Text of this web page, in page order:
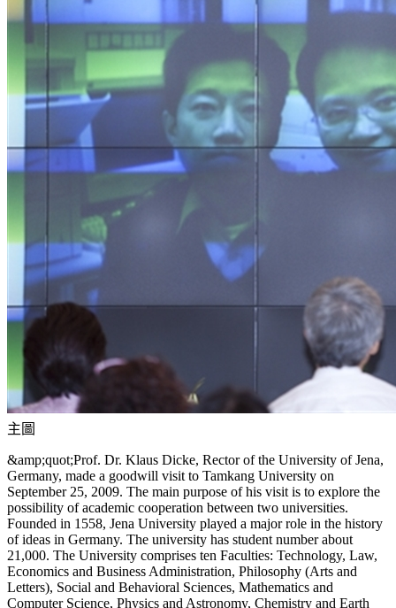
主圖
&amp;quot;Prof. Dr. Klaus Dicke, Rector of the University of Jena,
Germany, made a goodwill visit to Tamkang University on
September 25, 2009. The main purpose of his visit is to explore the
possibility of academic cooperation between two universities.
Founded in 1558, Jena University played a major role in the history
of ideas in Germany. The university has student number about
21,000. The University comprises ten Faculties: Technology, Law,
Economics and Business Administration, Philosophy (Arts and
Letters), Social and Behavioral Sciences, Mathematics and
Computer Science, Physics and Astronomy, Chemistry and Earth